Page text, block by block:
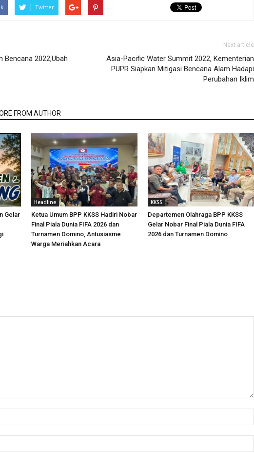
Twitter
Bencana 2022,Ubah
Next article
Asia-Pacific Water Summit 2022, Kementerian
PUPR Siapkan Mitigasi Bencana Alam Hadapi
Perubahan Iklim
FROM AUTHOR
Gelar
Headline
Ketua Umum BPP KKSS Hadiri Nobar
Final Piala Dunia FIFA 2026 dan
Turnamen Domino, Antusiasme
Warga Meriahkan Acara
KKSS
Departemen Olahraga BPP KKSS
Gelar Nobar Final Piala Dunia FIFA
2026 dan Turnamen Domino